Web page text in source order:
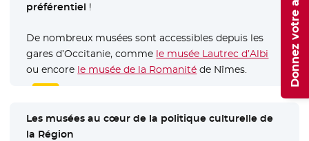
préférentiel !
De nombreux musées sont accessibles depuis les
gares d’Occitanie, comme le musée Lautrec d’Albi -
ou encore le musée de la Romanité - Nouvelle fenêtre
de Nîmes.
Les musées au cœur de la politique culturelle de
la Région
Donnez votre avis